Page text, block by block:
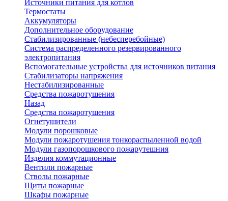
Источники питания для котлов
Термостаты
Аккумуляторы
Дополнительное оборудование
Стабилизированные (небесперебойные)
Система распределенного резервированного
электропитания
Вспомогательные устройства для источников питания
Стабилизаторы напряжения
Нестабилизированные
Средства пожаротушения
Назад
Средства пожаротушения
Огнетушители
Модули порошковые
Модули пожаротушения тонкораспыленной водой
Модули газопорошкового пожарутешния
Изделия коммутационные
Вентили пожарные
Стволы пожарные
Щиты пожарные
Шкафы пожарные